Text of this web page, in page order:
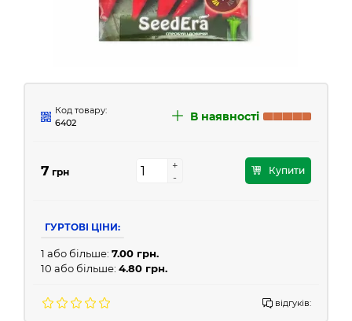
Код товару:
6402
В наявності
7 грн
+
-
+
-
Купити
ГУРТОВІ ЦІНИ:
1 або більше: 7.00 грн.
10 або більше: 4.80 грн.
відгуків: